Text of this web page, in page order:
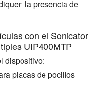
la presencia de
con el Sonicator
UIP400MTP
dispositivo:
placas de pocillos